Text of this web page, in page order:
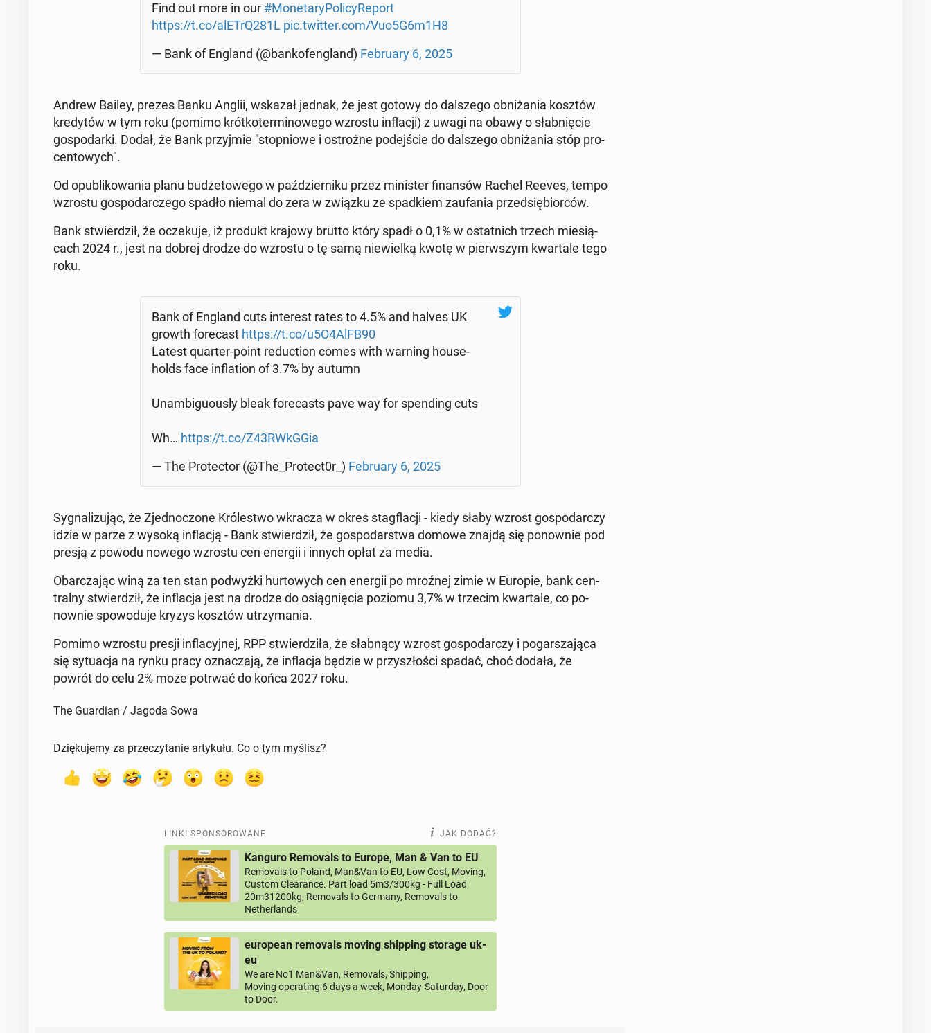
Find out more in our #Mo­ne­ta­ry­Po­li­cy­Re­port
https://t.co/alETrQ281L pic.twitter.com/Vuo5G6m1H8
— Bank of England (@ban­ko­fen­gland) Fe­bru­ary 6, 2025
Andrew Bailey, prezes Banku Anglii, wskazał jednak, że jest gotowy do dal­sze­go ob­ni­ża­nia kosztów
kre­dy­tów w tym roku (pomimo krót­ko­ter­mi­no­we­go wzrostu in­fla­cji) z uwagi na obawy o słab­nię­cie
go­spo­dar­ki. Dodał, że Bank przyj­mie "stop­nio­we i ostroż­ne po­dej­ście do dal­sze­go ob­ni­ża­nia stóp pro­
cen­to­wych".
Od opu­bli­ko­wa­nia planu bu­dże­to­we­go w paź­dzier­ni­ku przez mi­ni­ster fi­nan­sów Rachel Reeves, tempo
wzrostu go­spo­dar­cze­go spadło niemal do zera w związku ze spad­kiem za­ufa­nia przed­się­bior­ców.
Bank stwier­dził, że ocze­ku­je, iż produkt krajowy brutto który spadł o 0,1% w ostat­nich trzech mie­sią­
cach 2024 r., jest na dobrej drodze do wzrostu o tę samą nie­wiel­ką kwotę w pierw­szym kwar­ta­le tego
roku.
Bank of England cuts in­te­rest rates to 4.5% and halves UK
growth fo­re­cast https://t.co/u5O4AlFB90
Latest quarter-point re­duc­tion comes with warning ho­use­
holds face in­fla­tion of 3.7% by autumn
Unam­bi­gu­ously bleak fo­re­ca­sts pave way for spen­ding cuts
Wh… https://t.co/Z43RWkGGia
— The Pro­tec­tor (@The_Protect0r_) Fe­bru­ary 6, 2025
Sy­gna­li­zu­jąc, że Zjed­no­czo­ne Kró­le­stwo wkracza w okres stag­fla­cji - kiedy słaby wzrost go­spo­dar­czy
idzie w parze z wysoką in­fla­cją - Bank stwier­dził, że go­spo­dar­stwa domowe znajdą się po­now­nie pod
presją z powodu nowego wzrostu cen energii i innych opłat za media.
Obar­cza­jąc winą za ten stan pod­wyż­ki hur­to­wych cen energii po mroźnej zimie w Europie, bank cen­
tral­ny stwier­dził, że in­fla­cja jest na drodze do osią­gnię­cia poziomu 3,7% w trzecim kwar­ta­le, co po­
now­nie spo­wo­du­je kryzys kosztów utrzy­ma­nia.
Pomimo wzrostu presji in­fla­cyj­nej, RPP stwier­dzi­ła, że słab­ną­cy wzrost go­spo­dar­czy i po­gar­sza­ją­ca
się sy­tu­acja na rynku pracy ozna­cza­ją, że in­fla­cja będzie w przy­szło­ści spadać, choć dodała, że
powrót do celu 2% może potrwać do końca 2027 roku.
The Guardian / Jagoda Sowa
Dziękujemy za przeczytanie artykułu. Co o tym myślisz?
LINKI SPONSOROWANE JAK DODAĆ?
Kanguro Removals to Europe, Man & Van to EU
Removals to Poland, Man&Van to EU, Low Cost, Moving,
Custom Clearance. Part load 5m3/300kg - Full Load
20m31200kg, Removals to Germany, Removals to
Netherlands
european removals moving shipping storage uk-
eu
We are No1 Man&Van, Removals, Shipping,
Moving operating 6 days a week, Monday-Saturday, Door
to Door.